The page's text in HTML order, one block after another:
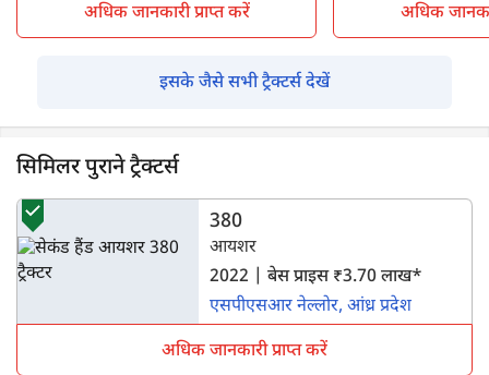
अधिक जानकारी प्राप्त करें अधिक
इसके जैसे सभी ट्रैक्टर्स देखें
सिमिलर पुराने ट्रैक्टर्स
380
आयशर
2022 | बेस प्राइस ₹3.70 लाख*
एसपीएसआर नेल्लोर, आंध्र प्रदेश
अधिक जानकारी प्राप्त करें